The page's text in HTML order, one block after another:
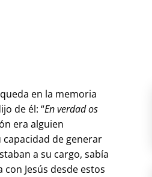
en la memoria
de él: “En verdad os
era alguien
de generar
a su cargo, sabía
Jesús desde estos